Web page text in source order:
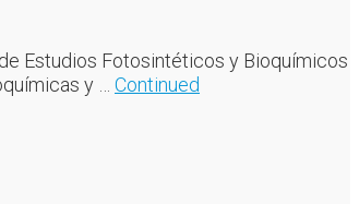
Estudios Fotosintéticos y Bioquímicos
y … Continued